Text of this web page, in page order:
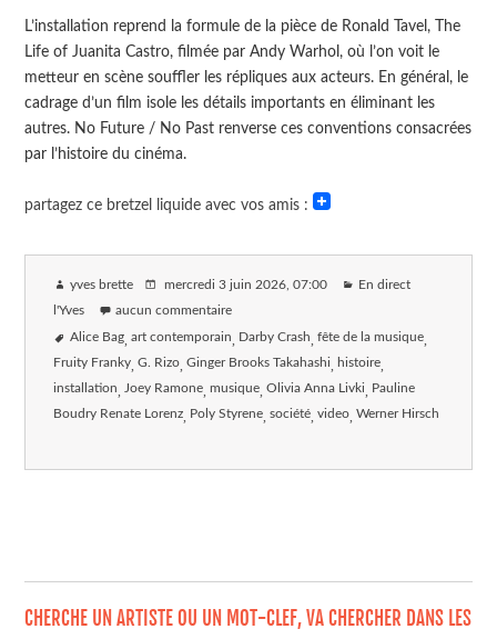
L’installation reprend la formule de la pièce de Ronald Tavel, The
Life of Juanita Castro, filmée par Andy Warhol, où l’on voit le
metteur en scène souffler les répliques aux acteurs. En général, le
cadrage d’un film isole les détails importants en éliminant les
autres. No Future / No Past renverse ces conventions consacrées
par l’histoire du cinéma.
partagez ce bretzel liquide avec vos amis :
yves brette mercredi 3 juin 2026 , 07:00 En direct
l'Yves aucun commentaire
Alice Bag art contemporain Darby Crash fête de la musique
Fruity Franky G. Rizo Ginger Brooks Takahashi histoire
installation Joey Ramone musique Olivia Anna Livki Pauline
Boudry Renate Lorenz Poly Styrene société video Werner Hirsch
CHERCHE UN ARTISTE OU UN MOT-CLEF, VA CHERCHER DANS LES